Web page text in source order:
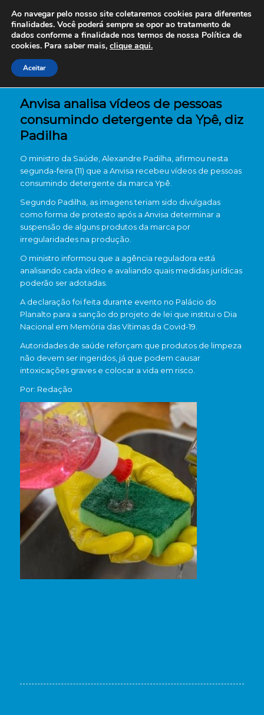
Anvisa analisa vídeos de pessoas
consumindo detergente da Ypê, diz
Padilha
O ministro da Saúde, Alexandre Padilha , afirmou nesta
segunda-feira (11) que a Anvisa recebeu vídeos de pessoas
consumindo detergente da marca Ypê
Segundo Padilha, as imagens teriam sido divulgadas
como forma de protesto após a Anvisa determinar a
suspensão de alguns produtos da marca por
irregularidades na produção.
O ministro informou que a agência reguladora está
analisando cada vídeo e avaliando quais medidas jurídicas
poderão ser adotadas.
A declaração foi feita durante evento no Palácio do
Planalto para a sanção do projeto de lei que institui o Dia
Nacional em Memória das Vítimas da Covid-19.
Autoridades de saúde reforçam que produtos de limpeza
não devem ser ingeridos, já que podem causar
intoxicações graves e colocar a vida em risco.
Por: Redação
Ao navegar pelo nosso site coletaremos cookies para diferentes
finalidades. Você poderá sempre se opor ao tratamento de
dados conforme a finalidade nos termos de nossa Política de
cookies. Para saber mais, clique aqui.
Aceitar